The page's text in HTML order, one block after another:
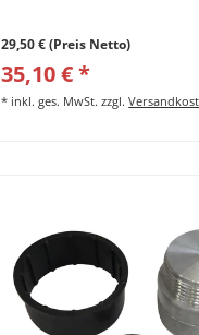
29,50 € (Preis Netto)
35,10 € *
* inkl. ges. MwSt. zzgl.